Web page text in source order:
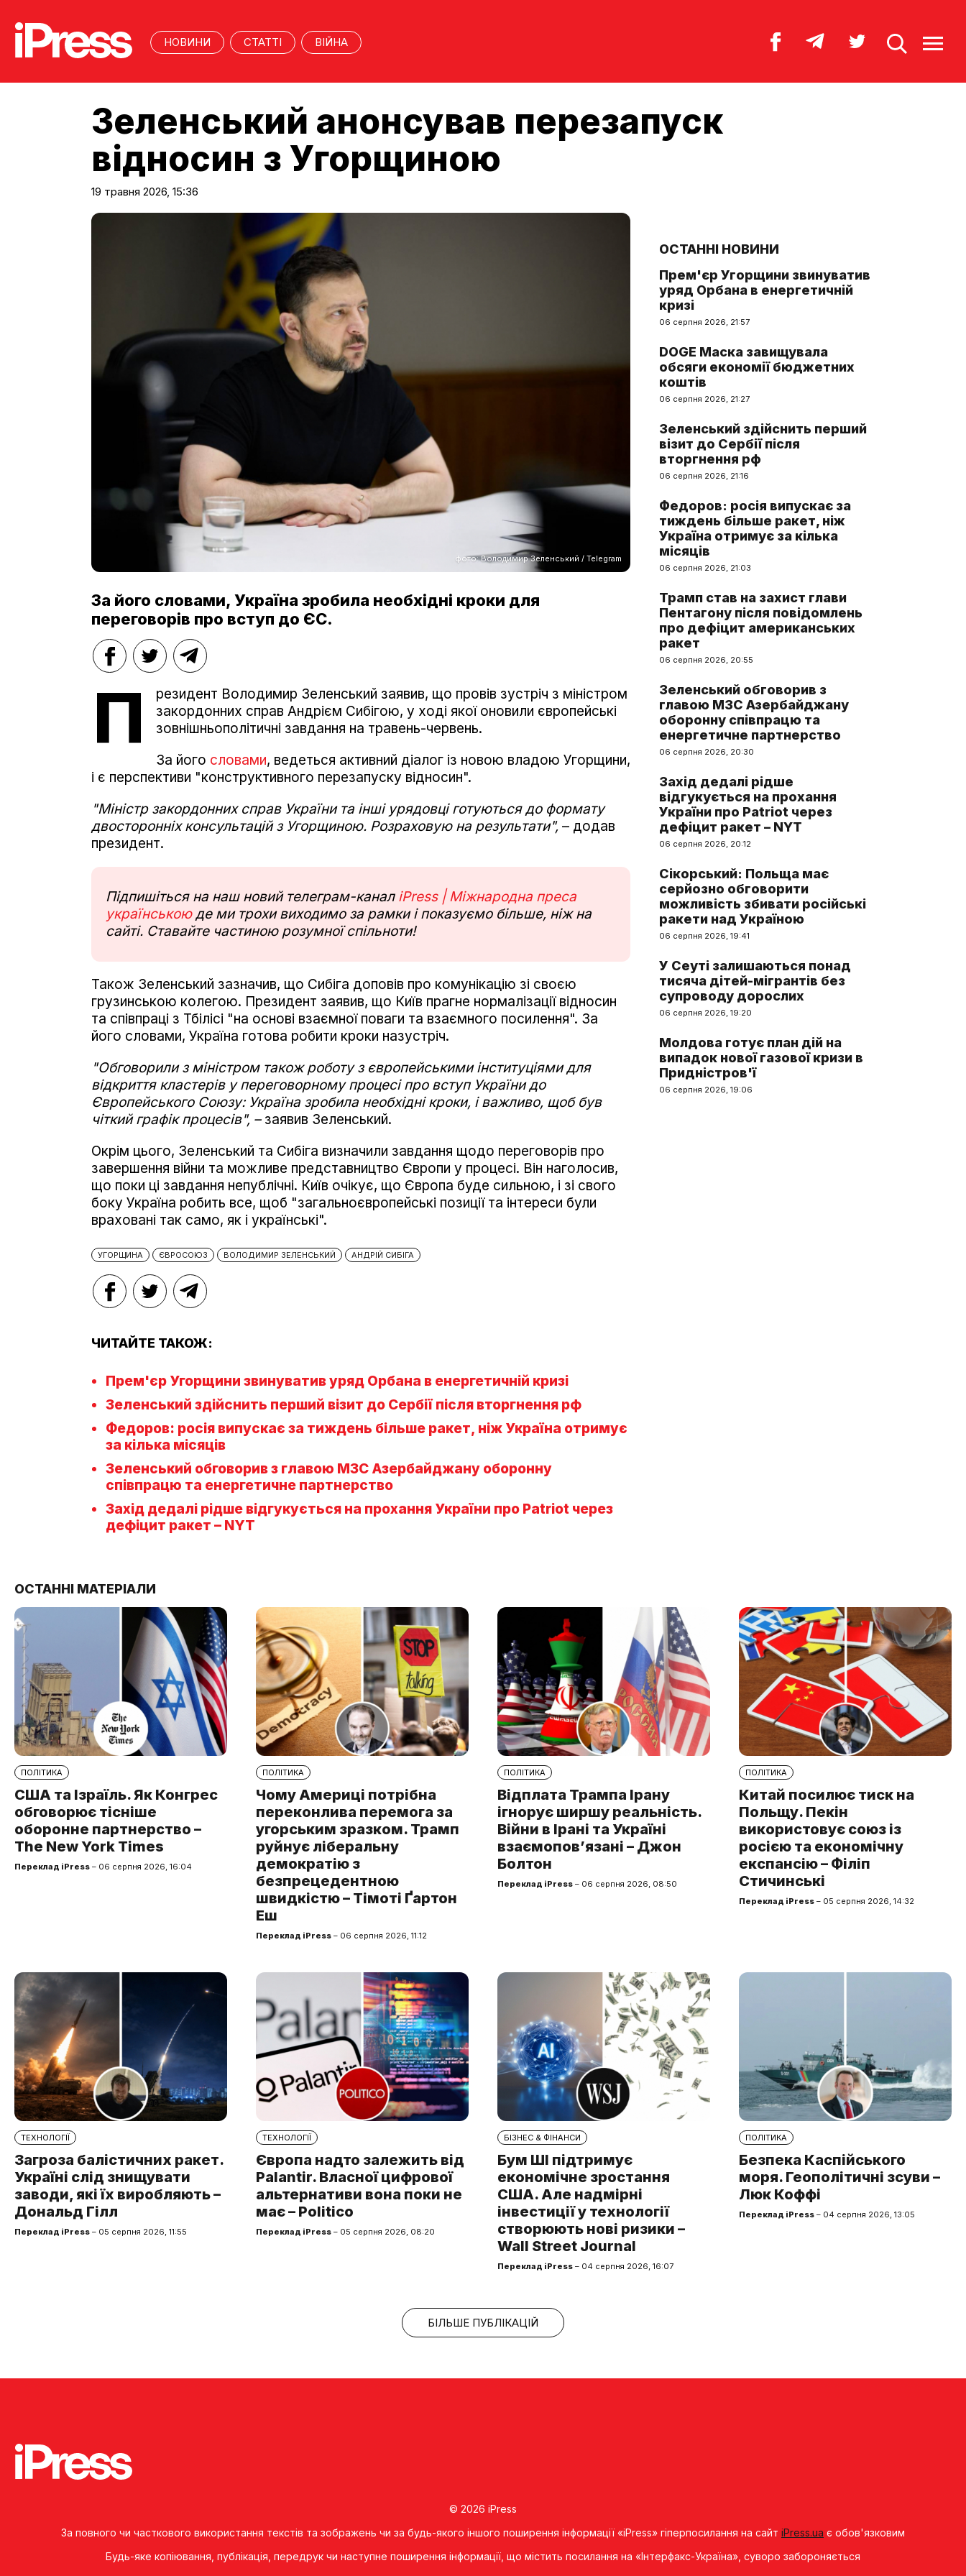
НОВИНИ СТАТТІ ВІЙНА
Зеленський анонсував перезапуск
відносин з Угорщиною
19 травня 2026, 15:36
фото: Володимир Зеленський / Telegram
За його словами, Україна зробила необхідні кроки для
переговорів про вступ до ЄС.
П
резидент Володимир Зеленський заявив, що провів зустріч з міністром
закордонних справ Андрієм Сибігою, у ході якої оновили європейські
зовнішньополітичні завдання на травень-червень.
За його словами, ведеться активний діалог із новою владою Угорщини,
і є перспективи "конструктивного перезапуску відносин".
"Міністр закордонних справ України та інші урядовці готуються до формату
двосторонніх консультацій з Угорщиною. Розраховую на результати", – додав
президент.
Підпишіться на наш новий телеграм-канал iPress | Міжнародна преса
українськоюде ми трохи виходимо за рамки і показуємо більше, ніж на
сайті. Ставайте частиною розумної спільноти!
Також Зеленський зазначив, що Сибіга доповів про комунікацію зі своєю
грузинською колегою. Президент заявив, що Київ прагне нормалізації відносин
та співпраці з Тбілісі "на основі взаємної поваги та взаємного посилення". За
його словами, Україна готова робити кроки назустріч.
"Обговорили з міністром також роботу з європейськими інституціями для
відкриття кластерів у переговорному процесі про вступ України до
Європейського Союзу: Україна зробила необхідні кроки, і важливо, щоб був
чіткий графік процесів", –заявив Зеленський.
Окрім цього, Зеленський та Сибіга визначили завдання щодо переговорів про
завершення війни та можливе представництво Європи у процесі. Він наголосив,
що поки ці завдання непублічні. Київ очікує, що Європа буде сильною, і зі свого
боку Україна робить все, щоб "загальноєвропейські позиції та інтереси були
враховані так само, як і українські".
УГОРЩИНА ЄВРОСОЮЗ ВОЛОДИМИР ЗЕЛЕНСЬКИЙ АНДРІЙ СИБІГА
ЧИТАЙТЕ ТАКОЖ:
Прем'єр Угорщини звинуватив уряд Орбана в енергетичній кризі
Зеленський здійснить перший візит до Сербії після вторгнення рф
Федоров: росія випускає за тиждень більше ракет, ніж Україна отримує
за кілька місяців
Зеленський обговорив з главою МЗС Азербайджану оборонну
співпрацю та енергетичне партнерство
Захід дедалі рідше відгукується на прохання України про Patriot через
дефіцит ракет – NYT
ОСТАННІ НОВИНИ
Прем'єр Угорщини звинуватив
уряд Орбана в енергетичній
кризі
06 серпня 2026, 21:57
DOGE Маска завищувала
обсяги економії бюджетних
коштів
06 серпня 2026, 21:27
Зеленський здійснить перший
візит до Сербії після
вторгнення рф
06 серпня 2026, 21:16
Федоров: росія випускає за
тиждень більше ракет, ніж
Україна отримує за кілька
місяців
06 серпня 2026, 21:03
Трамп став на захист глави
Пентагону після повідомлень
про дефіцит американських
ракет
06 серпня 2026, 20:55
Зеленський обговорив з
главою МЗС Азербайджану
оборонну співпрацю та
енергетичне партнерство
06 серпня 2026, 20:30
Захід дедалі рідше
відгукується на прохання
України про Patriot через
дефіцит ракет – NYT
06 серпня 2026, 20:12
Сікорський: Польща має
серйозно обговорити
можливість збивати російські
ракети над Україною
06 серпня 2026, 19:41
У Сеуті залишаються понад
тисяча дітей-мігрантів без
супроводу дорослих
06 серпня 2026, 19:20
Молдова готує план дій на
випадок нової газової кризи в
Придністров'ї
06 серпня 2026, 19:06
ОСТАННІ МАТЕРІАЛИ
ПОЛІТИКА
США та Ізраїль. Як Конгрес
обговорює тісніше
оборонне партнерство –
The New York Times
Переклад iPress – 06 серпня 2026, 16:04
ПОЛІТИКА
Чому Америці потрібна
переконлива перемога за
угорським зразком. Трамп
руйнує ліберальну
демократію з
безпрецедентною
швидкістю – Тімоті Ґартон
Еш
Переклад iPress – 06 серпня 2026, 11:12
ПОЛІТИКА
Відплата Трампа Ірану
ігнорує ширшу реальність.
Війни в Ірані та Україні
взаємопов’язані – Джон
Болтон
Переклад iPress – 06 серпня 2026, 08:50
ПОЛІТИКА
Китай посилює тиск на
Польщу. Пекін
використовує союз із
росією та економічну
експансію – Філіп
Стичинські
Переклад iPress – 05 серпня 2026, 14:32
ТЕХНОЛОГІЇ
Загроза балістичних ракет.
Україні слід знищувати
заводи, які їх виробляють –
Дональд Гілл
Переклад iPress – 05 серпня 2026, 11:55
ТЕХНОЛОГІЇ
Європа надто залежить від
Palantir. Власної цифрової
альтернативи вона поки не
має – Politico
Переклад iPress – 05 серпня 2026, 08:20
БІЗНЕС & ФІНАНСИ
Бум ШІ підтримує
економічне зростання
США. Але надмірні
інвестиції у технології
створюють нові ризики –
Wall Street Journal
Переклад iPress – 04 серпня 2026, 16:07
ПОЛІТИКА
Безпека Каспійського
моря. Геополітичні зсуви –
Люк Коффі
Переклад iPress – 04 серпня 2026, 13:05
БІЛЬШЕ ПУБЛІКАЦІЙ
© 2026 iPress
За повного чи часткового використання текстів та зображень чи за будь-якого іншого поширення інформації «iPress» гіперпосилання на сайт iPress.ua є обов'язковим
Будь-яке копiювання, публiкацiя, передрук чи наступне поширення iнформацiї, що мiстить посилання на «Iнтерфакс-Україна», суворо забороняється